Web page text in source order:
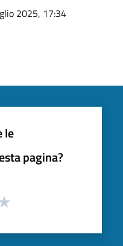
2025, 17:34
le
pagina?